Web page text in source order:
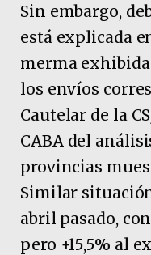
Sin embargo,
está explicada
merma
los envíos
Cautelar de la
CABA del
provincias
Similar
abril pasado,
pero +15,5% al